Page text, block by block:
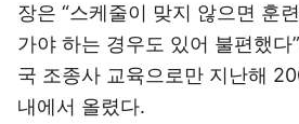
장은 “스케줄이 맞지 않으면 훈
가야 하는 경우도 있어 불편했다
국 조종사 교육으로만 지난해
내에서 올렸다.